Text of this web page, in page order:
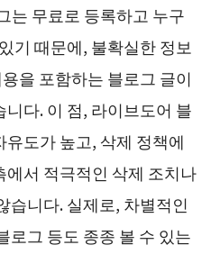
는 무료로 등록하고 누구
기 때문에, 불확실한 정보
을 포함하는 블로그 글이
다. 이 점, 라이브도어 블
도가 높고, 삭제 정책에
서 적극적인 삭제 조치나
습니다. 실제로, 차별적인
로그 등도 종종 볼 수 있는